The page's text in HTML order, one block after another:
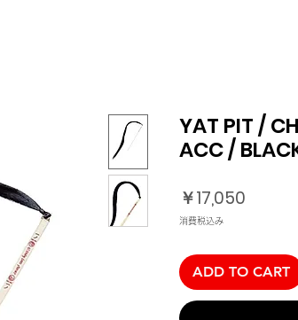
YAT PIT /
ACC /
￥17,050
消費税込み
ADD TO CART